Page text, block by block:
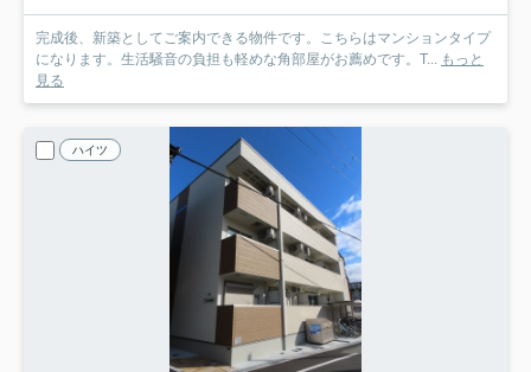
完成後、新築としてご案内できる物件です。こちらはマンションタイプ
になります。生活騒音の負担も軽めな角部屋がお薦めです。T... もっと
見る
ハイツ